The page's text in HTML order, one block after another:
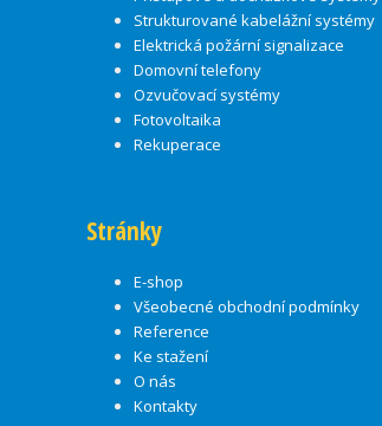
Strukturované kabelážní systémy
Elektrická požární signalizace
Domovní telefony
Ozvučovací systémy
Fotovoltaika
Rekuperace
Stránky
E-shop
Všeobecné obchodní podmínky
Reference
Ke stažení
O nás
Kontakty